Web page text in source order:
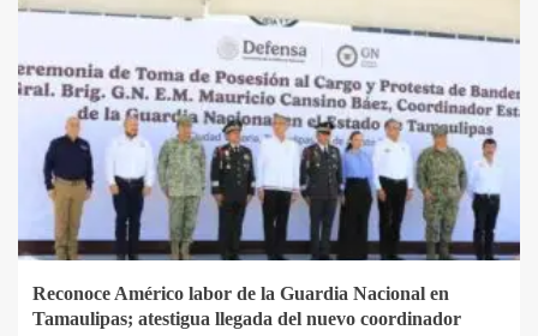
Reconoce Américo labor de la Guardia Nacional en
Tamaulipas; atestigua llegada del nuevo coordinador